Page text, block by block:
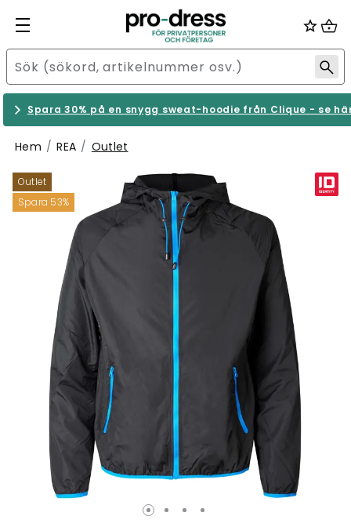
Spara 30% på en snygg sweat-hoodie från Clique - se
Hem REA Outlet
Outlet
Spara 53%